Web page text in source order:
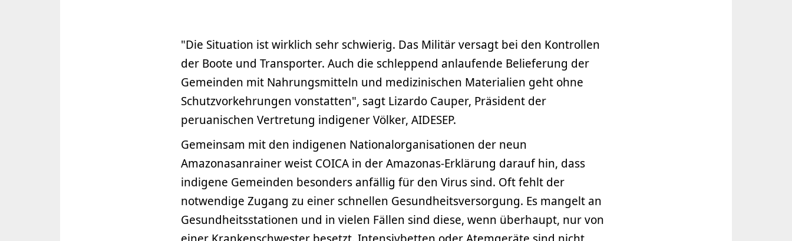
"Die Situation ist wirklich sehr schwierig. Das Militär versagt bei den Kontrollen
der Boote und Transporter. Auch die schleppend anlaufende Belieferung der
Gemeinden mit Nahrungsmitteln und medizinischen Materialien geht ohne
Schutzvorkehrungen vonstatten", sagt Lizardo Cauper, Präsident der
peruanischen Vertretung indigener Völker, AIDESEP.
Gemeinsam mit den indigenen Nationalorganisationen der neun
Amazonasanrainer weist COICA in der Amazonas-Erklärung darauf hin, dass
indigene Gemeinden besonders anfällig für den Virus sind. Oft fehlt der
notwendige Zugang zu einer schnellen Gesundheitsversorgung. Es mangelt an
Gesundheitsstationen und in vielen Fällen sind diese, wenn überhaupt, nur von